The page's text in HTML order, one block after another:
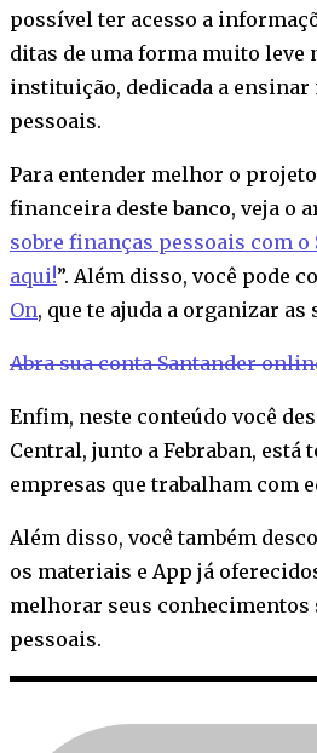
possível ter acesso a
ditas de uma forma muito leve
instituição, dedicada a ensinar
pessoais.
Para entender melhor o projeto
financeira deste banco, veja o
sobre finanças pessoais com o
aqui!”. Além disso, você pode
On, que te ajuda a organizar as
Abra sua conta Santander
Enfim, neste conteúdo você
Central, junto a Febraban, está
empresas que trabalham com
Além disso, você também
os materiais e App já
melhorar seus conhecimentos
pessoais.